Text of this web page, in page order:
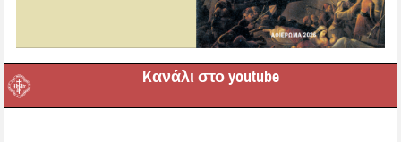
Kανάλι στο youtube